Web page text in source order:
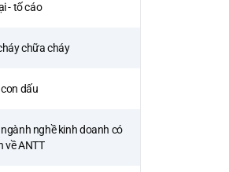
- tố cáo
chữa cháy
dấu
nghề kinh doanh có
về ANTT